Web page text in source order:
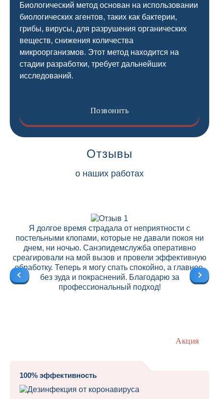
Отзывы
о наших работах
Я долгое время страдала от неприятности с
постельными клопами, которые не давали покоя ни
днем, ни ночью. Санэпидемслужба оперативно
среагировали на мой вызов и провели эффективную
обработку. Теперь я могу спать спокойно, а главное,
без зуда и покраснений. Благодарю за
профессиональный подход!
Акция
100% эффективность
Биологический метод основан на использовании
биологических агентов, таких как бактерии,
грибы, вирусы, для разрушения органических
веществ, снижения количества
микроорганизмов. Этот метод находится на
стадии разработки, требует дальнейших
исследований.
Позвонить